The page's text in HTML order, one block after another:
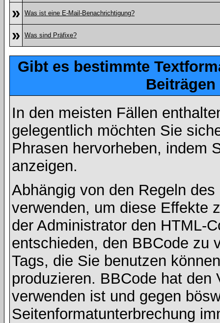
» Was ist eine E-Mail-Benachrichtigung?
» Was sind Präfixe?
Gibt es bestimmte
In den meisten Fällen
gelegentlich möchten Sie
Phrasen hervorheben, indem
anzeigen.
Abhängig von den Regeln
verwenden, um diese Effekte
der Administrator den HTML-
entschieden, den BBCode zu
Tags, die Sie benutzen
produzieren. BBCode hat
verwenden ist und gegen
Seitenformatunterbrechung